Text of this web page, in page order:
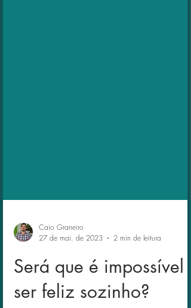
Caio Graneiro
27 de mai. de 2023
2 min de leitura
Será que é impossível